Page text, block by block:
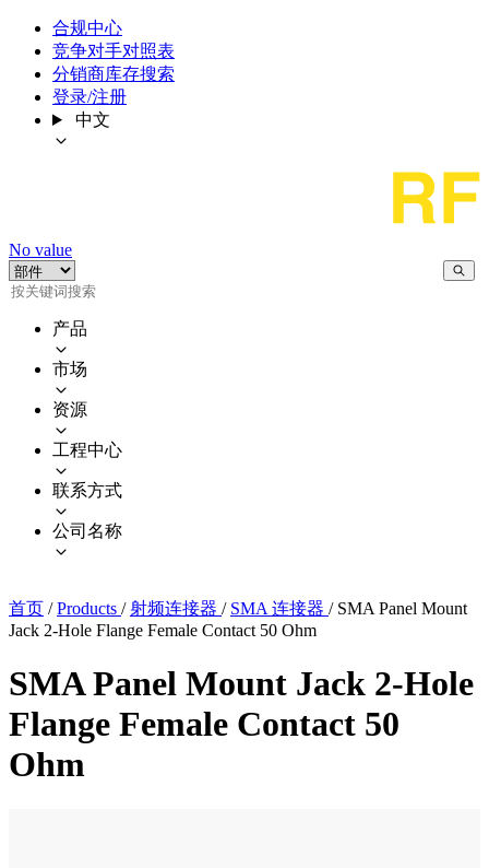
合规中心
竞争对手对照表
分销商库存搜索
登录/注册
中文
No value
产品
市场
资源
工程中心
联系方式
公司名称
首页 / Products / 射频连接器 / SMA 连接器 / SMA Panel Mount
Jack 2-Hole Flange Female Contact 50 Ohm
SMA Panel Mount Jack 2-Hole
Flange Female Contact 50
Ohm